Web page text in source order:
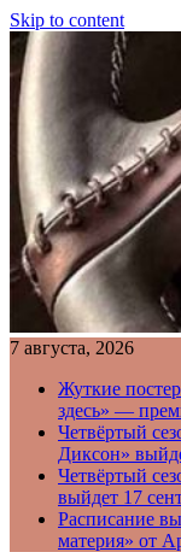
Skip to content
7 августа, 2026
Жуткие
здесь» —
Четвёртый
Диксон»
Четвёртый
выйдет 17
Расписание
материя» от